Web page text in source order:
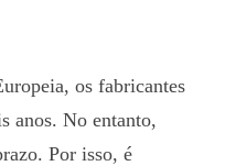
os fabricantes
anos. No entanto,
Por isso, é